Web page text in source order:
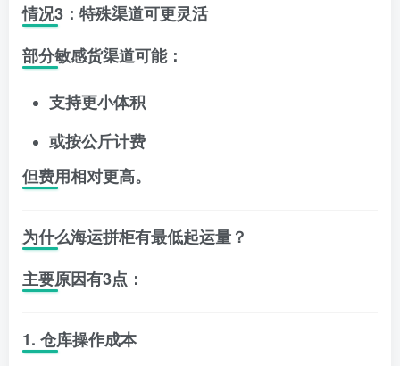
情况3：特殊渠道可更灵活
部分敏感货渠道可能：
支持更小体积
或按公斤计费
但费用相对更高。
为什么海运拼柜有最低起运量？
主要原因有3点：
1. 仓库操作成本